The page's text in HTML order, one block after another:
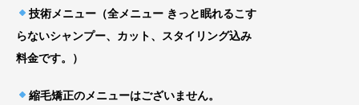
技術メニュー（全メニュー きっと眠れるこす
らないシャンプー、カット、スタイリング込み
料金です。）
縮毛矯正のメニューはございません。